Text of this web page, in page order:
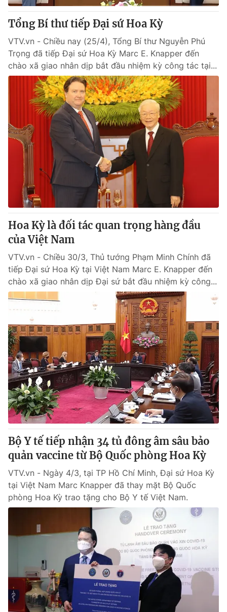
Tổng Bí thư tiếp Đại sứ Hoa Kỳ
VTV.vn - Chiều nay (25/4), Tổng Bí thư Nguyễn Phú
Trọng đã tiếp Đại sứ Hoa Kỳ Marc E. Knapper đến
chào xã giao nhân dịp bắt đầu nhiệm kỳ công tác tại...
Hoa Kỳ là đối tác quan trọng hàng đầu
của Việt Nam
VTV.vn - Chiều 30/3, Thủ tướng Phạm Minh Chính đã
tiếp Đại sứ Hoa Kỳ tại Việt Nam Marc E. Knapper đến
chào xã giao nhân dịp Đại sứ bắt đầu nhiệm kỳ công...
Bộ Y tế tiếp nhận 34 tủ đông âm sâu bảo
quản vaccine từ Bộ Quốc phòng Hoa Kỳ
VTV.vn - Ngày 4/3, tại TP Hồ Chí Minh, Đại sứ Hoa Kỳ
tại Việt Nam Marc Knapper đã thay mặt Bộ Quốc
phòng Hoa Kỳ trao tặng cho Bộ Y tế Việt Nam.